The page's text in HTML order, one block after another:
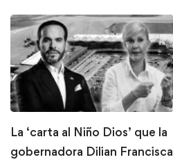
La ‘carta al Niño Dios’ que la
gobernadora Dilian Francisca